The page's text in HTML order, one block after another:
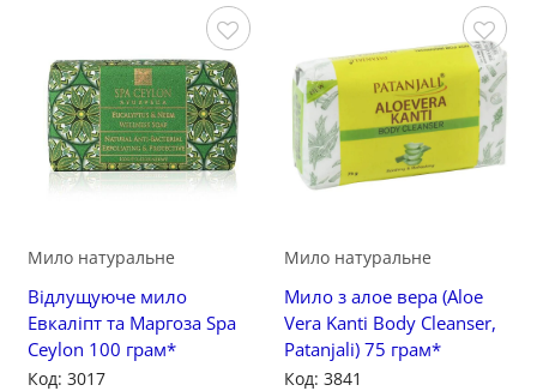
Зберегти
Мило натуральне
Відлущуюче мило
Евкаліпт та Маргоза Spa
Ceylon 100 грам*
Код: 3017
Зберегти
Мило натуральне
Мило з алое вера (Aloe
Vera Kanti Body Cleanser,
Patanjali) 75 грам*
Код: 3841